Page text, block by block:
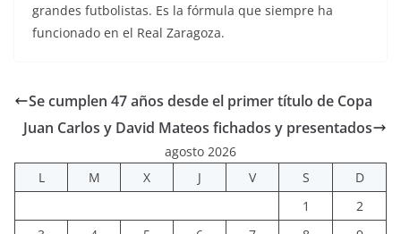
grandes futbolistas. Es la fórmula que siempre ha
funcionado en el Real Zaragoza.
Se cumplen 47 años desde el primer título de Copa
Juan Carlos y David Mateos fichados y presentados
agosto 2026
L
M X J V S
D
1
2